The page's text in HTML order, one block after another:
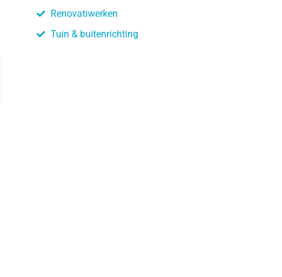
Renovatiwerken
Tuin & buitenrichting